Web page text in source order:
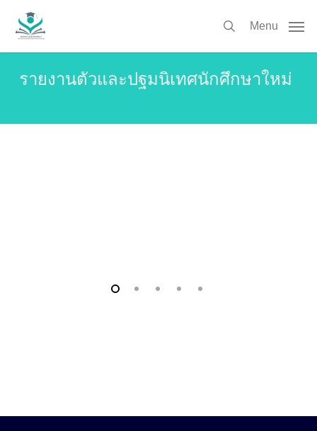
search
Menu
รายงานตัวและปฐมนิเทศนักศึกษาใหม่